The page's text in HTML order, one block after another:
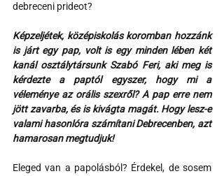
debreceni prideot?
Képzeljétek, középiskolás koromban hozzánk
is járt egy pap, volt is egy minden lében két
kanál osztálytársunk Szabó Feri, aki meg is
kérdezte a paptól egyszer, hogy mi a
véleménye az orális szexről? A pap erre nem
jött zavarba, és is kivágta magát. Hogy lesz-e
valami hasonlóra számítani Debrecenben, azt
hamarosan megtudjuk!
Eleged van a papolásból? Érdekel, de sosem